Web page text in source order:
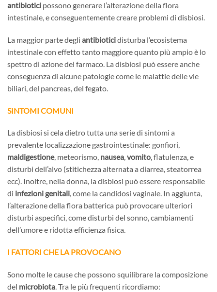
antibiotici possono generare l’alterazione della flora
intestinale, e conseguentemente creare problemi di disbiosi.
La maggior parte degli antibioticidisturba l’ecosistema
intestinale con effetto tanto maggiore quanto più ampio è lo
spettro di azione del farmaco. La disbiosi può essere anche
conseguenza di alcune patologie come le malattie delle vie
biliari, del pancreas, del fegato.
SINTOMI COMUNI
La disbiosi si cela dietro tutta una serie di sintomi a
prevalente localizzazione gastrointestinale: gonfiori,
maldigestione, meteorismo, nausea,vomito, flatulenza, e
disturbi dell’alvo (stitichezza alternata a diarrea, steatorrea
ecc). Inoltre, nella donna, la disbiosi può essere responsabile
di infezioni genitali, come la candidosi vaginale. In aggiunta,
l’alterazione della flora batterica può provocare ulteriori
disturbi aspecifici, come disturbi del sonno, cambiamenti
dell’umore e ridotta efficienza fisica.
I FATTORI CHE LA PROVOCANO
Sono molte le cause che possono squilibrare la composizione
del microbiota. Tra le più frequenti ricordiamo: